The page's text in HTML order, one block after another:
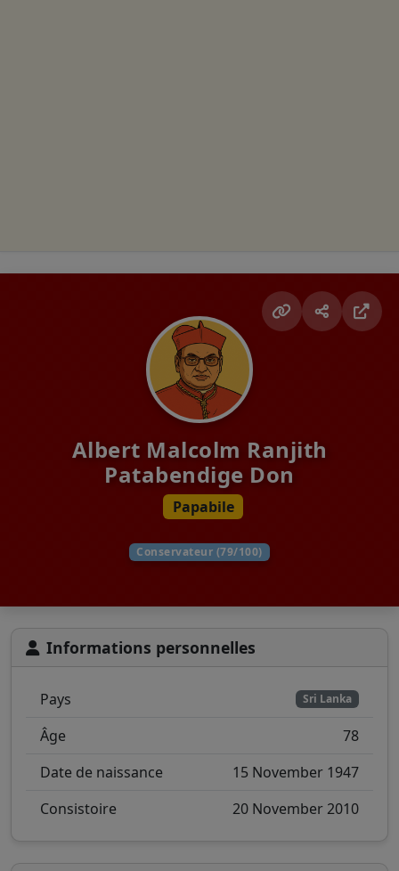
Albert Malcolm Ranjith
Patabendige Don
Papabile
Conservateur (79/100)
Informations personnelles
Pays Sri Lanka
Âge
78
Date de naissance
15 November 1947
Consistoire
20 November 2010